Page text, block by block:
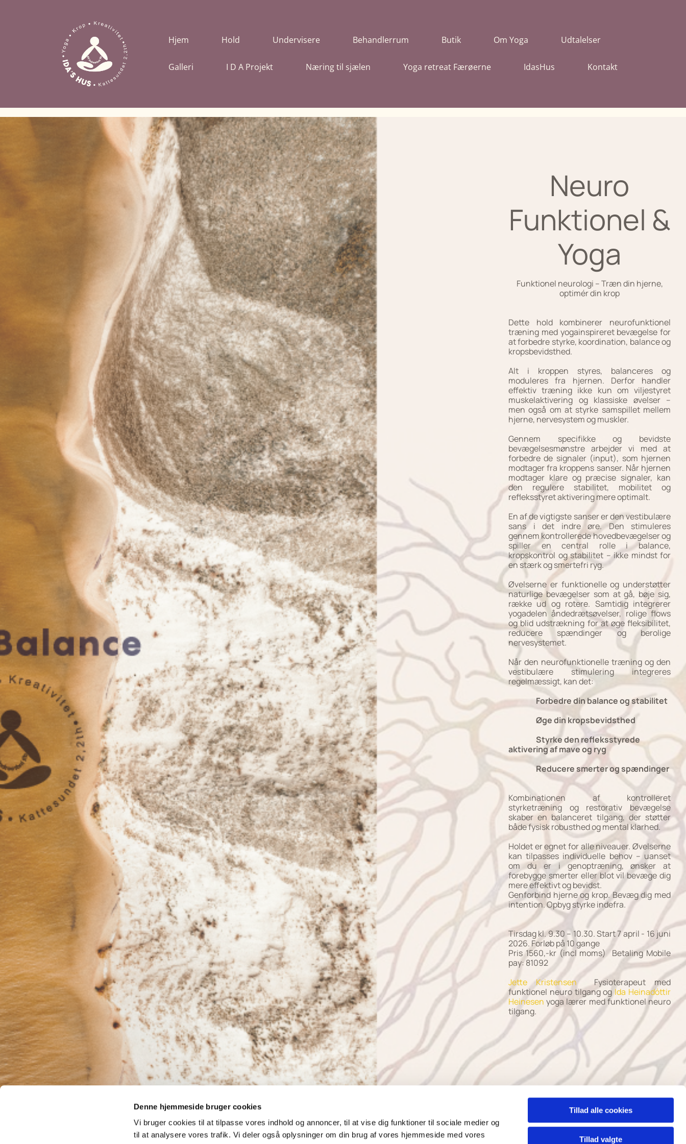
Denne hjemmeside bruger cookies
Vi bruger cookies til at tilpasse vores indhold og annoncer, til at vise dig funktioner til sociale medier og
til at analysere vores trafik. Vi deler også oplysninger om din brug af vores hjemmeside med vores
Tillad alle cookies
Tillad valgte
Hjem Hold Undervisere Behandlerrum Butik Om Yoga Udtalelser
Galleri I D A Projekt Næring til sjælen Yoga retreat Færøerne IdasHus Kontakt
Neuro
Funktionel &
Yoga
Funktionel neurologi – Træn din hjerne,
optimér din krop
Dette hold kombinerer neurofunktionel
træning med yogainspireret bevægelse for
at forbedre styrke, koordination, balance og
kropsbevidsthed.
Alt i kroppen styres, balanceres og
moduleres fra hjernen. Derfor handler
effektiv træning ikke kun om viljestyret
muskelaktivering og klassiske øvelser –
men også om at styrke samspillet mellem
hjerne, nervesystem og muskler.
Gennem specifikke og bevidste
bevægelsesmønstre arbejder vi med at
forbedre de signaler (input), som hjernen
modtager fra kroppens sanser. Når hjernen
modtager klare og præcise signaler, kan
den regulere stabilitet, mobilitet og
refleksstyret aktivering mere optimalt.
En af de vigtigste sanser er den vestibulære
sans i det indre øre. Den stimuleres
gennem kontrollerede hovedbevægelser og
spiller en central rolle i balance,
kropskontrol og stabilitet – ikke mindst for
en stærk og smertefri ryg.
Øvelserne er funktionelle og understøtter
naturlige bevægelser som at gå, bøje sig,
række ud og rotere. Samtidig integrerer
yogadelen åndedrætsøvelser, rolige flows
og blid udstrækning for at øge fleksibilitet,
reducere spændinger og berolige
nervesystemet.
Når den neurofunktionelle træning og den
vestibulære stimulering integreres
regelmæssigt, kan det:
Forbedre din balance og stabilitet
Øge din kropsbevidsthed
Styrke den refleksstyrede
aktivering af mave og ryg
Reducere smerter og spændinger
Kombinationen af kontrolleret
styrketræning og restorativ bevægelse
skaber en balanceret tilgang, der støtter
både fysisk robusthed og mental klarhed.
Holdet er egnet for alle niveauer. Øvelserne
kan tilpasses individuelle behov – uanset
om du er i genoptræning, ønsker at
forebygge smerter eller blot vil bevæge dig
mere effektivt og bevidst.
Genforbind hjerne og krop. Bevæg dig med
intention. Opbyg styrke indefra.
Tirsdag kl. 9.30 – 10.30. Start 7 april - 16 juni
2026. Forløb på 10 gange
Pris 1560,-kr (incl moms) Betaling Mobile
pay: 81092
Jette KristensenFysioterapeut med
funktionel neuro tilgang ogIda Heinadóttir
Heinesen yoga lærer med funktionel neuro
tilgang.
Kontakt